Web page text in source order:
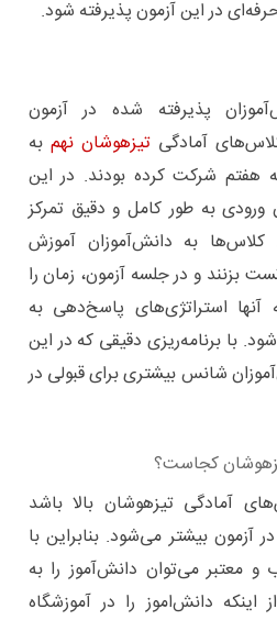
در این آزمون پذیرفته شود.
پذیرفته شده در آزمون
آمادگیتیزهوشان نهم به
هفتم شرکت کرده بودند. در این
به طور کامل و دقیق تمرکز
به دانش‌آموزان آموزش
بزنند و در جلسه آزمون، زمان را
استراتژی‌های پاسخ‌دهی به
با برنامه‌ریزی دقیقی که در این
شانس بیشتری برای قبولی در
کجاست؟
آمادگی تیزهوشان بالا باشد
آزمون بیشتر می‌شود. بنابراین با
معتبر می‌توان دانش‌آموز را به
دانش‌اموز را در آموزشگاه